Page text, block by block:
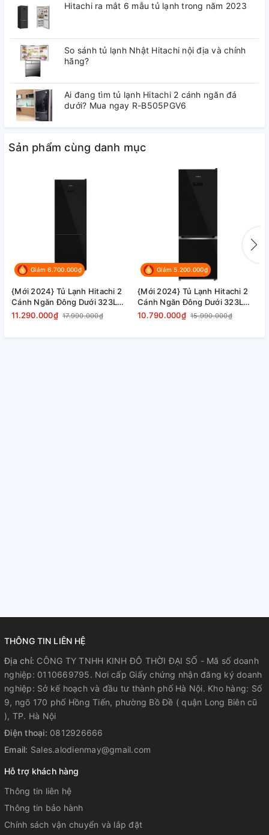
Thiết kếtủ lạnh HitachiB340PGV1 thanh lịch cùng
dung tích lớn, ngăn kệ dễ tiếp cận giúp bạn lưu trữ thực
phẩm thuận tiện và linh hoạt.
Hitachi ra mắt 6 mẫu tủ lạnh trong năm 2023
So sánh tủ lạnh Nhật Hitachi nội địa và chính
hãng?
Ai đang tìm tủ lạnh Hitachi 2 cánh ngăn đá
dưới? Mua ngay R-B505PGV6
Sản phẩm cùng danh mục
Giảm 6.700.000₫
{Mới 2024} Tủ Lạnh Hitachi 2
Cánh Ngăn Đông Dưới 323L
HRBN6340DGBKVN mặt
11.290.000₫ 17.990.000₫
Giảm 5.200.000₫
{Mới 2024} Tủ Lạnh Hitachi 2
Cánh Ngăn Đông Dưới 323L
HRBN6340DUVN, màu đen
10.790.000₫ 15.990.000₫
THÔNG TIN LIÊN HỆ
Địa chỉ: CÔNG TY TNHH KINH ĐÔ THỜI ĐẠI SỐ - Mã số doanh
nghiệp: 0110669795. Nơi cấp Giấy chứng nhận đăng ký doanh
nghiệp: Sở kế hoạch và đầu tư thành phố Hà Nội. Kho hàng: Số
9, ngõ 170 phố Hồng Tiến, phường Bồ Đề ( quận Long Biên cũ
), TP. Hà Nội
Điện thoại: 0812926666
Email: Sales.alodienmay@gmail.com
Hỗ trợ khách hàng
Thông tin liên hệ
Thông tin bảo hành
Chính sách vận chuyển và lắp đặt